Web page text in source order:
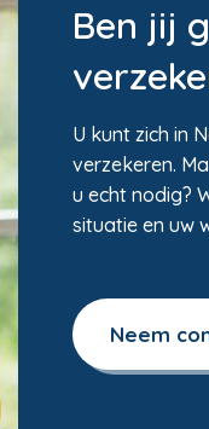
Ben jij
U kunt zich in
verzekeren.
u echt nodig?
situatie en uw
Neem